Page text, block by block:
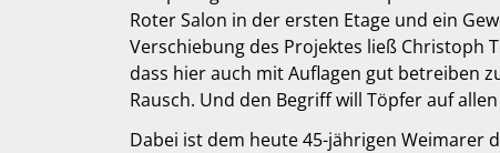
Roter Salon in der ersten Etage und ein
Verschiebung des Projektes ließ Christoph
dass hier auch mit Auflagen gut betreiben
Rausch. Und den Begriff will Töpfer auf
Dabei ist dem heute 45-jährigen Weimarer